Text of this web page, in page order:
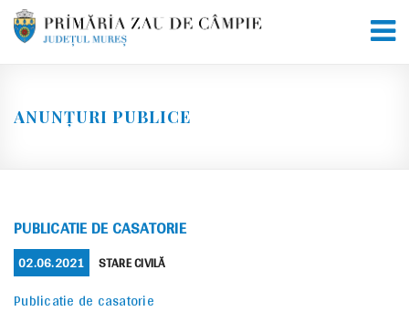
Skip
ANUNȚURI PUBLICE
PUBLICATIE DE CASATORIE
POSTED
ON
02.06.2021 CATEGORIES
STARE CIVILĂ
Publicatie de casatorie